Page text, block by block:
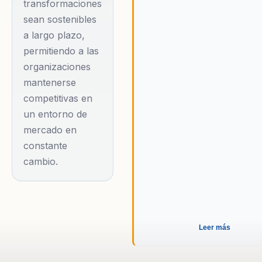
cambios tangibles en
los equipos y en los
resultados de negocio.
Pablo es conocido por
su energía,
experiencia y habilidad
para conectar con la
audiencia,
garantizando
conferencias
inspiradoras y
transformaciones
sean sostenibles
a largo plazo,
permitiendo a las
organizaciones
mantenerse
competitivas en
un entorno de
mercado en
constante
cambio.
Leer más